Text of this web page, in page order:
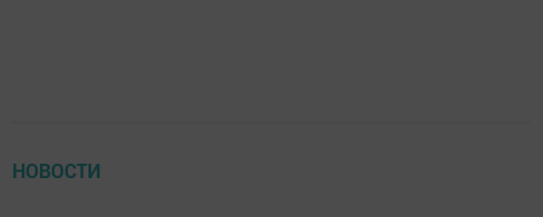
НОВОСТИ